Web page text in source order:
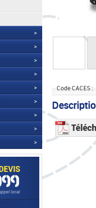
>
>
>
>
>
>
>
>
>
Code CACES :